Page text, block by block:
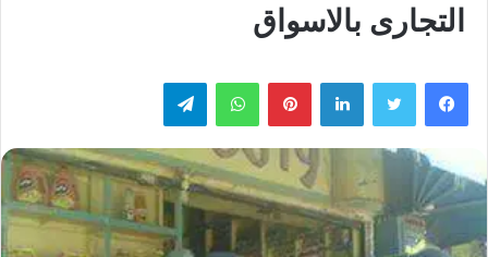
التجارى بالاسواق
لينكدإن بينتيريست واتساب